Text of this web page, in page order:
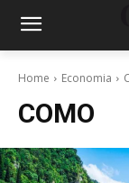
Home Economia
COMO